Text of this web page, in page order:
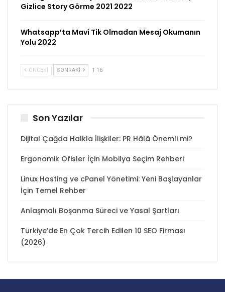
Gizlice Story Görme 2021 2022
Whatsapp’ta Mavi Tik Olmadan Mesaj Okumanın
Yolu 2022
ÖNCEKI SONRAKI 1 16
Son Yazılar
Dijital Çağda Halkla İlişkiler: PR Hâlâ Önemli mi?
Ergonomik Ofisler İçin Mobilya Seçim Rehberi
Linux Hosting ve cPanel Yönetimi: Yeni Başlayanlar
İçin Temel Rehber
Anlaşmalı Boşanma Süreci ve Yasal Şartları
Türkiye’de En Çok Tercih Edilen 10 SEO Firması
(2026)